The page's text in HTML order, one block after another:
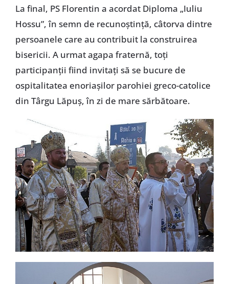
La final, PS Florentin a acordat Diploma „Iuliu
Hossu”, în semn de recunoştinţă, câtorva dintre
persoanele care au contribuit la construirea
bisericii. A urmat agapa fraternă, toţi
participanţii fiind invitaţi să se bucure de
ospitalitatea enoriaşilor parohiei greco-catolice
din Târgu Lăpuş, în zi de mare sărbătoare.